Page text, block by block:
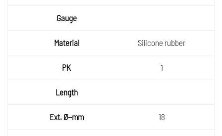
Silicone rubber
1
18